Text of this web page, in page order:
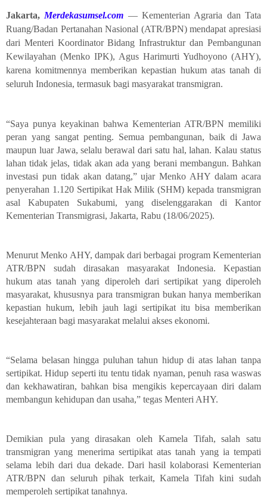
Jakarta, Merdekasumsel.com — Kementerian Agraria dan Tata
Ruang/Badan Pertanahan Nasional (ATR/BPN) mendapat apresiasi
dari Menteri Koordinator Bidang Infrastruktur dan Pembangunan
Kewilayahan (Menko IPK), Agus Harimurti Yudhoyono (AHY),
karena komitmennya memberikan kepastian hukum atas tanah di
seluruh Indonesia, termasuk bagi masyarakat transmigran.
“Saya punya keyakinan bahwa Kementerian ATR/BPN memiliki
peran yang sangat penting. Semua pembangunan, baik di Jawa
maupun luar Jawa, selalu berawal dari satu hal, lahan. Kalau status
lahan tidak jelas, tidak akan ada yang berani membangun. Bahkan
investasi pun tidak akan datang,” ujar Menko AHY dalam acara
penyerahan 1.120 Sertipikat Hak Milik (SHM) kepada transmigran
asal Kabupaten Sukabumi, yang diselenggarakan di Kantor
Kementerian Transmigrasi, Jakarta, Rabu (18/06/2025).
Menurut Menko AHY, dampak dari berbagai program Kementerian
ATR/BPN sudah dirasakan masyarakat Indonesia. Kepastian
hukum atas tanah yang diperoleh dari sertipikat yang diperoleh
masyarakat, khususnya para transmigran bukan hanya memberikan
kepastian hukum, lebih jauh lagi sertipikat itu bisa memberikan
kesejahteraan bagi masyarakat melalui akses ekonomi.
“Selama belasan hingga puluhan tahun hidup di atas lahan tanpa
sertipikat. Hidup seperti itu tentu tidak nyaman, penuh rasa waswas
dan kekhawatiran, bahkan bisa mengikis kepercayaan diri dalam
membangun kehidupan dan usaha,” tegas Menteri AHY.
Demikian pula yang dirasakan oleh Kamela Tifah, salah satu
transmigran yang menerima sertipikat atas tanah yang ia tempati
selama lebih dari dua dekade. Dari hasil kolaborasi Kementerian
ATR/BPN dan seluruh pihak terkait, Kamela Tifah kini sudah
memperoleh sertipikat tanahnya.